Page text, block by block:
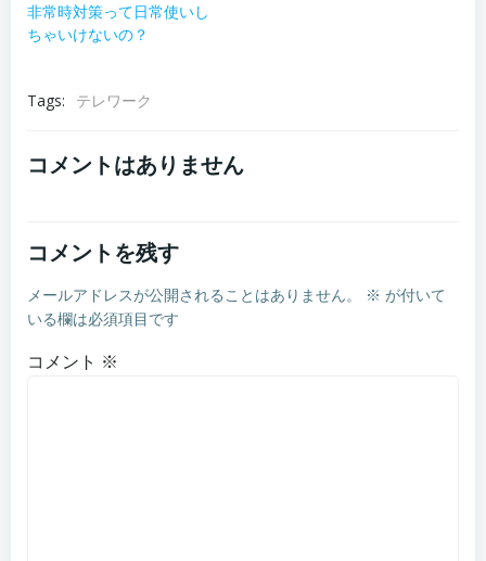
非常時対策って日常使いし
ちゃいけないの？
Tags: テレワーク
コメントはありません
コメントを残す
メールアドレスが公開されることはありません。 ※ が付いて
いる欄は必須項目です
コメント ※